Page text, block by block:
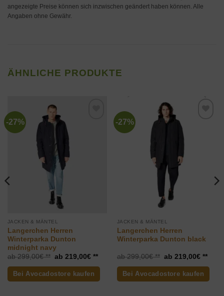
angezeigte Preise können sich inzwischen geändert haben können. Alle
Angaben ohne Gewähr.
ÄHNLICHE PRODUKTE
-27%
Wunschliste
hinzufügen
JACKEN & MÄNTEL
Langerchen Herren
Winterparka Dunton
midnight navy
299,00€
Ursprünglicher
299,00€
219,00€
Aktueller
ist:
219,00€.
Bei Avocadostore kaufen
-27%
Wunschliste
JACKEN & MÄNTEL
Langerchen Herren
Winterparka Dunton black
299,00€
Ursprünglicher
299,00€
219,00€
ist:
Bei Avocadostore kaufen